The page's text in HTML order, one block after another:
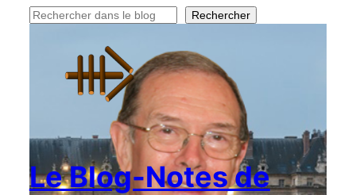
Rechercher Rechercher
Le Blog-Notes de